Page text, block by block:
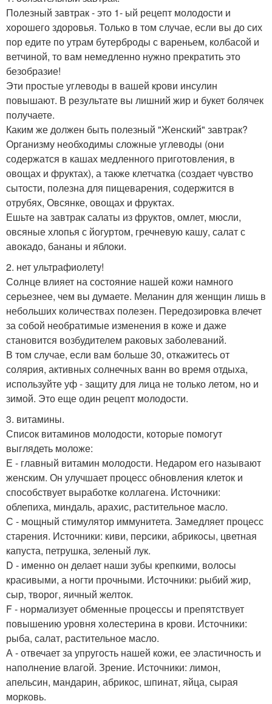
Полезный завтрак - это 1- ый рецепт молодости и
хорошего здоровья. Только в том случае, если вы до сих
пор едите по утрам бутерброды с вареньем, колбасой и
ветчиной, то вам немедленно нужно прекратить это
безобразие!
Эти простые углеводы в вашей крови инсулин
повышают. В результате вы лишний жир и букет болячек
получаете.
Каким же должен быть полезный "Женский" завтрак?
Организму необходимы сложные углеводы (они
содержатся в кашах медленного приготовления, в
овощах и фруктах), а также клетчатка (создает чувство
сытости, полезна для пищеварения, содержится в
отрубях, Овсянке, овощах и фруктах.
Ешьте на завтрак салаты из фруктов, омлет, мюсли,
овсяные хлопья с йогуртом, гречневую кашу, салат с
авокадо, бананы и яблоки.
2. нет ультрафиолету!
Солнце влияет на состояние нашей кожи намного
серьезнее, чем вы думаете. Меланин для женщин лишь в
небольших количествах полезен. Передозировка влечет
за собой необратимые изменения в коже и даже
становится возбудителем раковых заболеваний.
В том случае, если вам больше 30, откажитесь от
солярия, активных солнечных ванн во время отдыха,
используйте уф - защиту для лица не только летом, но и
зимой. Это еще один рецепт молодости.
3. витамины.
Список витаминов молодости, которые помогут
выглядеть моложе:
Е - главный витамин молодости. Недаром его называют
женским. Он улучшает процесс обновления клеток и
способствует выработке коллагена. Источники:
облепиха, миндаль, арахис, растительное масло.
С - мощный стимулятор иммунитета. Замедляет процесс
старения. Источники: киви, персики, абрикосы, цветная
капуста, петрушка, зеленый лук.
D - именно он делает наши зубы крепкими, волосы
красивыми, а ногти прочными. Источники: рыбий жир,
сыр, творог, яичный желток.
F - нормализует обменные процессы и препятствует
повышению уровня холестерина в крови. Источники:
рыба, салат, растительное масло.
А - отвечает за упругость нашей кожи, ее эластичность и
наполнение влагой. Зрение. Источники: лимон,
апельсин, мандарин, абрикос, шпинат, яйца, сырая
морковь.